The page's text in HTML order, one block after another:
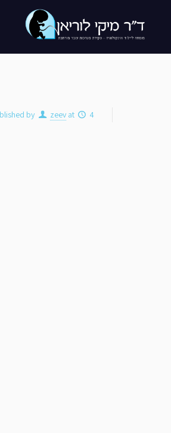
by zeev at 4 במרץ 2019